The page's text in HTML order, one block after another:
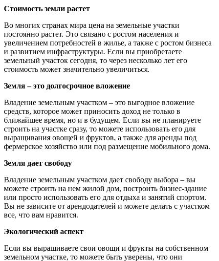
Стоимость земли растет
Во многих странах мира цена на земельные участки
постоянно растет. Это связано с ростом населения и
увеличением потребностей в жилье, а также с ростом бизнеса
и развитием инфраструктуры. Если вы приобретаете
земельный участок сегодня, то через несколько лет его
стоимость может значительно увеличиться.
Земля – это долгосрочное вложение
Владение земельным участком – это выгодное вложение
средств, которое может приносить доход не только в
ближайшее время, но и в будущем. Если вы не планируете
строить на участке сразу, то можете использовать его для
выращивания овощей и фруктов, а также для аренды под
фермерское хозяйство или под размещение мобильного дома.
Земля дает свободу
Владение земельным участком дает свободу выбора – вы
можете строить на нем жилой дом, построить бизнес-здание
или просто использовать его для отдыха и занятий спортом.
Вы не зависите от арендодателей и можете делать с участком
все, что вам нравится.
Экологический аспект
Если вы выращиваете свои овощи и фрукты на собственном
земельном участке, то можете быть уверены, что они